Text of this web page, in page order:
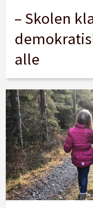
– Skolen
alle